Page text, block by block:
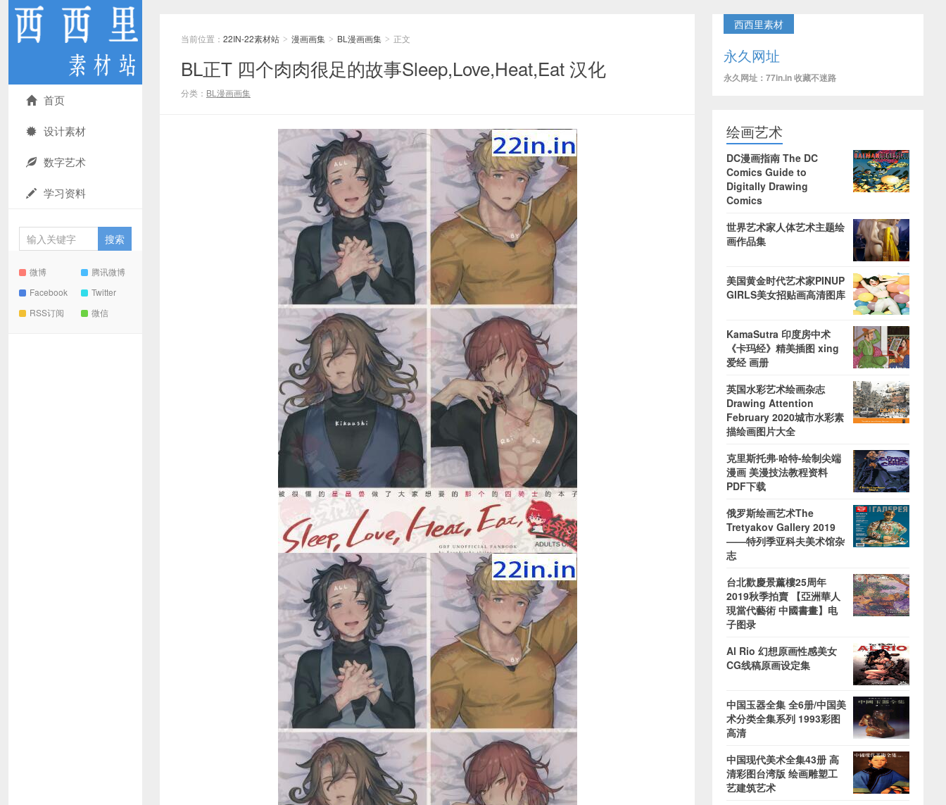
首页
设计素材
数字艺术
学习资料
微博
腾讯微博
Facebook
Twitter
RSS订阅
微信
当前位置： 22IN-22素材站 > 漫画画集 > BL漫画画集 > 正文
BL正T 四个肉肉很足的故事Sleep,Love,Heat,Eat 汉化
分类： BL漫画画集
西西里素材
永久网址
永久网址：77in.in 收藏不迷路
绘画艺术
DC漫画指南 The DC
Comics Guide to
Digitally Drawing
Comics
世界艺术家人体艺术主题绘
画作品集
美国黄金时代艺术家PINUP
GIRLS美女招贴画高清图库
KamaSutra 印度房中术
《卡玛经》精美插图 xing
爱经 画册
英国水彩艺术绘画杂志
Drawing Attention
February 2020城市水彩素
描绘画图片大全
克里斯托弗·哈特-绘制尖端
漫画 美漫技法教程资料
PDF下载
俄罗斯绘画艺术The
Tretyakov Gallery 2019
——特列季亚科夫美术馆杂
志
台北歡慶景薰樓25周年
2019秋季拍賣 【亞洲華人
現當代藝術 中國書畫】电
子图录
Al Rio 幻想原画性感美女
CG线稿原画设定集
中国玉器全集 全6册/中国美
术分类全集系列 1993彩图
高清
中国现代美术全集43册 高
清彩图台湾版 绘画雕塑工
艺建筑艺术